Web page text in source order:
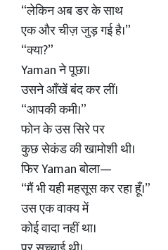
“लेकिन अब डर के साथ
एक और चीज़ जुड़ गई है।”
“क्या?”
Yaman ने पूछा।
उसने आँखें बंद कर लीं।
“आपकी कमी।”
फोन के उस सिरे पर
कुछ सेकंड की खामोशी थी।
फिर Yaman बोला—
“मैं भी यही महसूस कर रहा हूँ।”
उस एक वाक्य में
कोई वादा नहीं था।